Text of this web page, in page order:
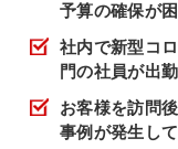
予算の確保が
社内で新型コ
門の社員が出
お客様を訪問
事例が発生し